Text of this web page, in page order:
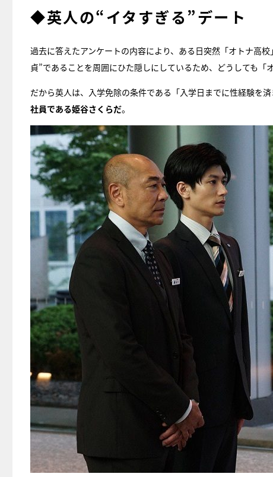
◆英人の“イタすぎる”デート
過去に答えたアンケートの内容により、ある日突然「オトナ高
貞”であることを周囲にひた隠しにしているため、どうしても「
だから英人は、入学免除の条件である「入学日までに性経験を済
社員である姫谷さくらだ。